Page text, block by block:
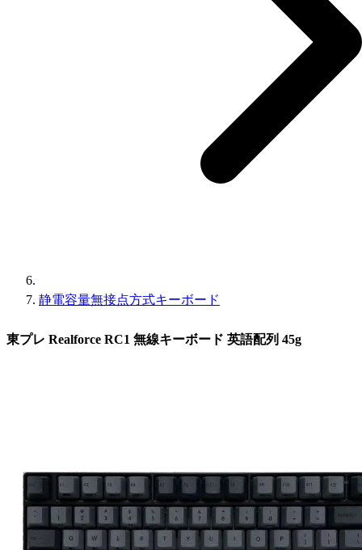
静電容量無接点方式キーボード
東プレ Realforce RC1 無線キーボード 英語配列 45g